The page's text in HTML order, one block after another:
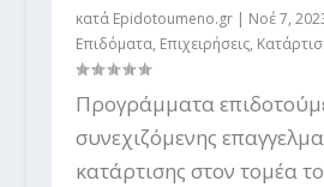
κατά Epidotoumeno.gr| Νοέ 7,
Επιδόματα, Επιχειρήσεις,
Προγράμματα
συνεχιζόμενης
κατάρτισης στον τομέα